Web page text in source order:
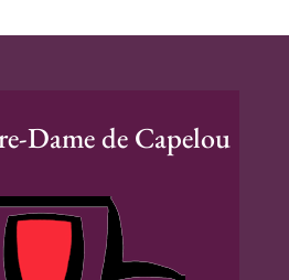
Dame de Capelou